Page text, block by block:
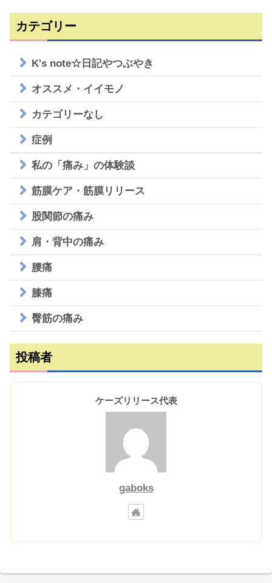
カテゴリー
K's note☆日記やつぶやき
オススメ・イイモノ
カテゴリーなし
症例
私の「痛み」の体験談
筋膜ケア・筋膜リリース
股関節の痛み
肩・背中の痛み
腰痛
膝痛
臀筋の痛み
投稿者
ケーズリリース代表
gaboks